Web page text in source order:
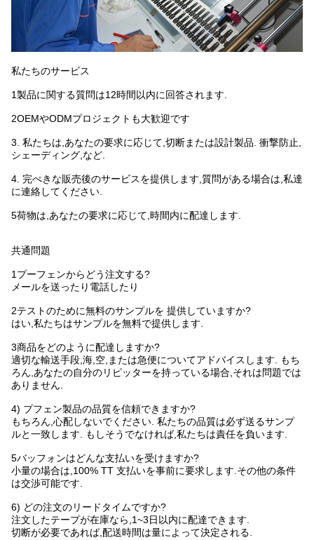
私たちのサービス
1製品に関する質問は12時間以内に回答されます.
2OEMやODMプロジェクトも大歓迎です
3. 私たちは,あなたの要求に応じて,切断または設計製品. 衝撃防止,
シェーディング,など.
4. 完ぺきな販売後のサービスを提供します,質問がある場合は,私達
に連絡してください.
5荷物は,あなたの要求に応じて,時間内に配達します.
共通問題
1プーフェンからどう注文する?
メールを送ったり電話したり
2テストのために無料のサンプルを 提供していますか?
はい,私たちはサンプルを無料で提供します.
3商品をどのように配達しますか?
適切な輸送手段,海,空,または急便についてアドバイスします. もち
ろん,あなたの自分のリピッターを持っている場合,それは問題では
ありません.
4) プフェン製品の品質を信頼できますか?
もちろん,心配しないでください. 私たちの品質は必ず送るサンプ
ルと一致します. もしそうでなければ,私たちは責任を負います.
5バッフォンはどんな支払いを受けますか?
小量の場合は,100% TT 支払いを事前に要求します.その他の条件
は交渉可能です.
6) どの注文のリードタイムですか?
注文したテープが在庫なら,1~3日以内に配達できます.
切断が必要であれば,配送時間は量によって決定される.